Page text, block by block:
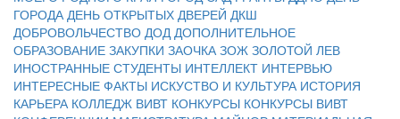
ГОРОДА ДЕНЬ ОТКРЫТЫХ ДВЕРЕЙ ДКШ
ДОБРОВОЛЬЧЕСТВО ДОД ДОПОЛНИТЕЛЬНОЕ
ОБРАЗОВАНИЕ ЗАКУПКИ ЗАОЧКА ЗОЖ ЗОЛОТОЙ ЛЕВ
ИНОСТРАННЫЕ СТУДЕНТЫ ИНТЕЛЛЕКТ ИНТЕРВЬЮ
ИНТЕРЕСНЫЕ ФАКТЫ ИСКУСТВО И КУЛЬТУРА ИСТОРИЯ
КАРЬЕРА КОЛЛЕДЖ ВИВТ КОНКУРСЫ КОНКУРСЫ ВИВТ